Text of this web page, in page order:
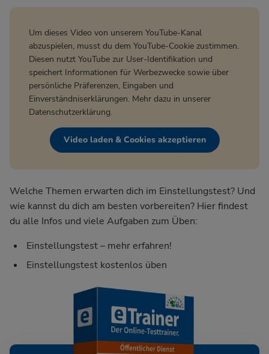
Um dieses Video von unserem YouTube-Kanal
abzuspielen, musst du dem YouTube-Cookie zustimmen.
Diesen nutzt YouTube zur User-Identifikation und
speichert Informationen für Werbezwecke sowie über
persönliche Präferenzen, Eingaben und
Einverständniserklärungen. Mehr dazu in unserer
Datenschutzerklärung.
Video laden & Cookies akzeptieren
Welche Themen erwarten dich im Einstellungstest? Und
wie kannst du dich am besten vorbereiten? Hier findest
du alle Infos und viele Aufgaben zum Üben:
Einstellungstest – mehr erfahren!
Einstellungstest kostenlos üben